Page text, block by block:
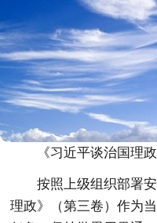
《习近平谈治国理
按照上级组织部署
理政》（第三卷）作为